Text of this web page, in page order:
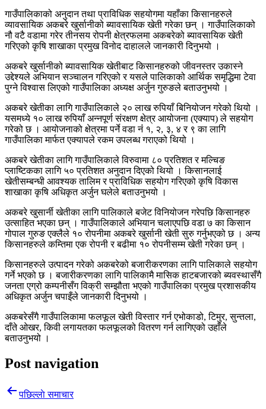
गाउँपालिकाको अनुदान तथा प्राविधिक सहयोगमा यहाँका किसानहरुले
व्यावसायिक अकबरे खुर्सानीको ब्यावसायिक खेती गरेका छन् । गाउँपालिकाको
नौ वटै वडामा गरेर तीनसय रोपनी क्षेत्रफलमा अकबरेको ब्यावसायिक खेती
गरिएको कृषि शाखाका प्रमुख विनोद दाहालले जानकारी दिनुभयो ।
अकबरे खुर्सानीको ब्यावसायिक खेतीबाट किसानहरुको जीवनस्तर उकास्ने
उद्देश्यले अभियान सञ्चालन गरिएको र यसले पालिकाको आर्थिक समृद्धिमा टेवा
पुग्ने विश्वास लिएको गाउँपालिका अध्यक्ष अर्जुन गुरुङले बताउनुभयो ।
अकबरे खेतीका लागि गाउँपालिकाले २० लाख रुपियाँ बिनियोजन गरेको थियो ।
यसमध्ये १० लाख रुपियाँ अन्नपूर्ण संरक्षण क्षेत्र आयोजना (एक्याप) ले सहयोग
गरेको छ । आयोजनाको क्षेत्रमा पर्ने वडा नंं १, २, ३, ४ र ९ का लागि
गाउँपालिका मार्फत एक्यापले रकम उपलब्ध गराएको थियो ।
अकबरे खेतीका लागि गाउँपालिकाले विरुवामा ८० प्रतिशत र मल्चिङ
प्लाष्टिकका लागि ५० प्रतिशत अनुदान दिएको थियो । किसानलाई
खेतीसम्बन्धी आवश्यक तालिम र प्राविधिक सहयोग गरिएको कृषि विकास
शाखाका कृषि अधिकृत अर्जुन घलेले बताउनुभयो ।
अकबरे खुसार्नी खेतीका लागि पालिकाले बजेट विनियोजन गरेपछि किसानहरु
उत्साहित भएका छन् । गाउँपालिकाले अभियान चलाएपछि वडा ७ का किसान
गोपाल गुरुङ एक्लैले १० रोपनीमा अकबरे खुर्सानी खेती सुरु गर्नुभएको छ । अन्य
किसानहरुले कम्तिमा एक रोपनी र बढीमा १० रोपनीसम्म खेती गरेका छन् ।
किसानहरुले उत्पादन गरेको अकबरेको बजारीकरणका लागि पालिकाले सहयोग
गर्ने भएको छ । बजारीकरणका लागि पालिकामै मासिक हाटबजारको ब्यवस्थासँगै
जनता एग्रो कम्पनीसँग विक्री सम्झौता भएको गाउँपालिका प्रमुख प्रशासकीय
अधिकृत अर्जुन चपाइँले जानकारी दिनुभयो ।
अकबरेसँगै गाउँपालिकामा फलफूल खेती विस्तार गर्न एभोकाडो, टिमुर, सुन्तला,
दाँते ओखर, किवी लगायतका फलफूलको वितरण गर्न लागिएको उहाँले
बताउनुभयो ।
Post navigation
पछिल्लाे समाचार